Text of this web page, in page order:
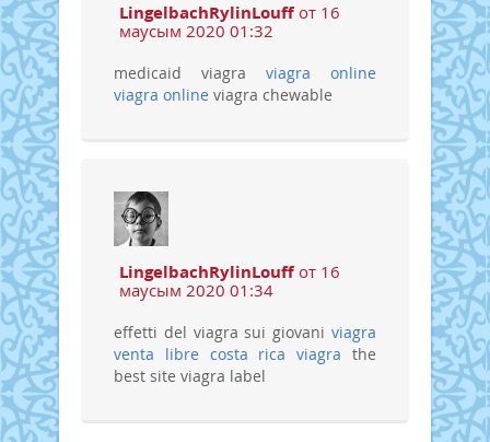
LingelbachRylinLouffот 16
маусым 2020 01:32
medicaid viagra viagra online
viagra online viagra chewable
LingelbachRylinLouffот 16
маусым 2020 01:34
effetti del viagra sui giovani viagra
venta libre costa rica viagra the
best site viagra label